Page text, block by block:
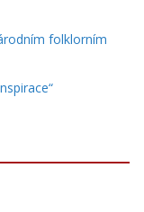
folklorním